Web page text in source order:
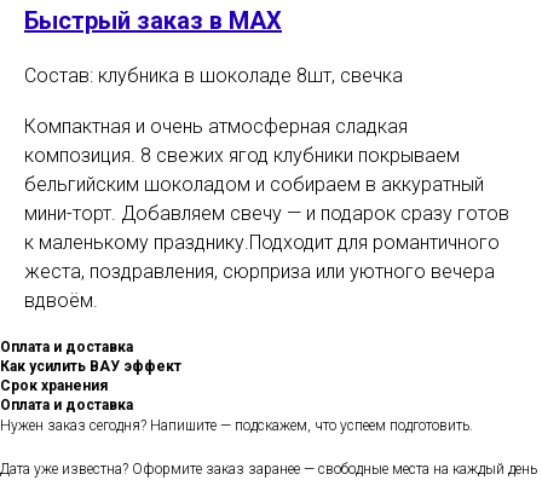
Быстрый заказ в MAX
Состав: клубника в шоколаде 8шт, свечка
Компактная и очень атмосферная сладкая
композиция. 8 свежих ягод клубники покрываем
бельгийским шоколадом и собираем в аккуратный
мини-торт. Добавляем свечу — и подарок сразу готов
к маленькому празднику.Подходит для романтичного
жеста, поздравления, сюрприза или уютного вечера
вдвоём.
Оплата и доставка
Как усилить ВАУ эффект
Срок хранения
Оплата и доставка
Нужен заказ сегодня? Напишите — подскажем, что успеем подготовить.
Дата уже известна? Оформите заказ заранее — свободные места на каждый день